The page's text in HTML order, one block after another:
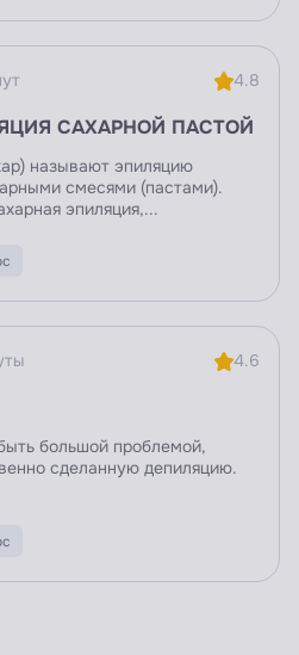
4.8
САХАРНОЙ ПАСТОЙ
называют эпиляцию
смесями (пастами).
эпиляция,...
4.6
большой проблемой,
сделанную депиляцию.